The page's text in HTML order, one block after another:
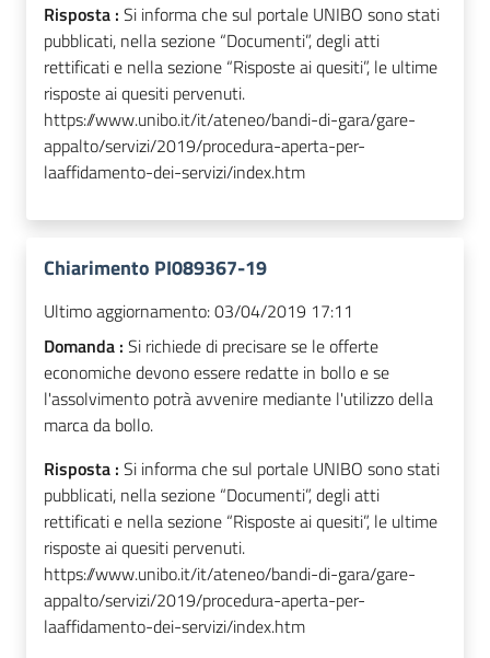
Risposta : Si informa che sul portale UNIBO sono stati
pubblicati, nella sezione “Documenti”, degli atti
rettificati e nella sezione “Risposte ai quesiti”, le ultime
risposte ai quesiti pervenuti.
https://www.unibo.it/it/ateneo/bandi-di-gara/gare-
appalto/servizi/2019/procedura-aperta-per-
laaffidamento-dei-servizi/index.htm
Chiarimento PI089367-19
Ultimo aggiornamento:03/04/2019 17:11
Domanda : Si richiede di precisare se le offerte
economiche devono essere redatte in bollo e se
l'assolvimento potrà avvenire mediante l'utilizzo della
marca da bollo.
Risposta : Si informa che sul portale UNIBO sono stati
pubblicati, nella sezione “Documenti”, degli atti
rettificati e nella sezione “Risposte ai quesiti”, le ultime
risposte ai quesiti pervenuti.
https://www.unibo.it/it/ateneo/bandi-di-gara/gare-
appalto/servizi/2019/procedura-aperta-per-
laaffidamento-dei-servizi/index.htm